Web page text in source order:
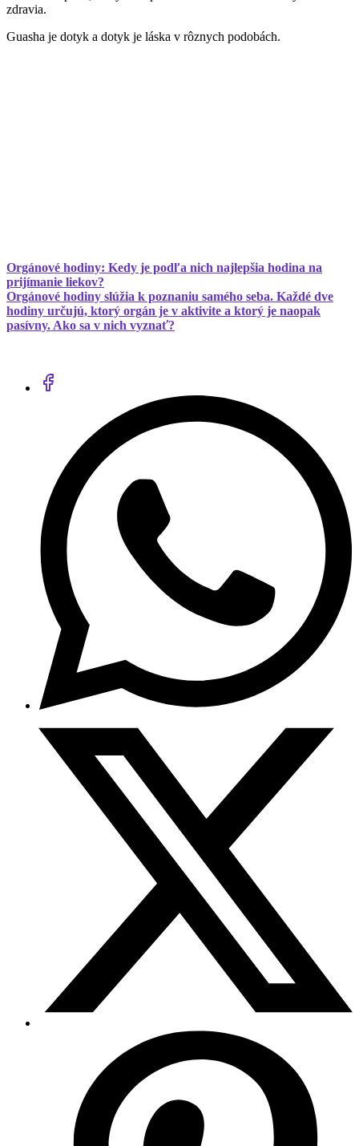
zdravia.
Guasha je dotyk a dotyk je láska v rôznych podobách.
Orgánové hodiny: Kedy je podľa nich najlepšia hodina na
prijímanie liekov?
Orgánové hodiny slúžia k poznaniu samého seba. Každé dve
hodiny určujú, ktorý orgán je v aktivite a ktorý je naopak
pasívny. Ako sa v nich vyznať?